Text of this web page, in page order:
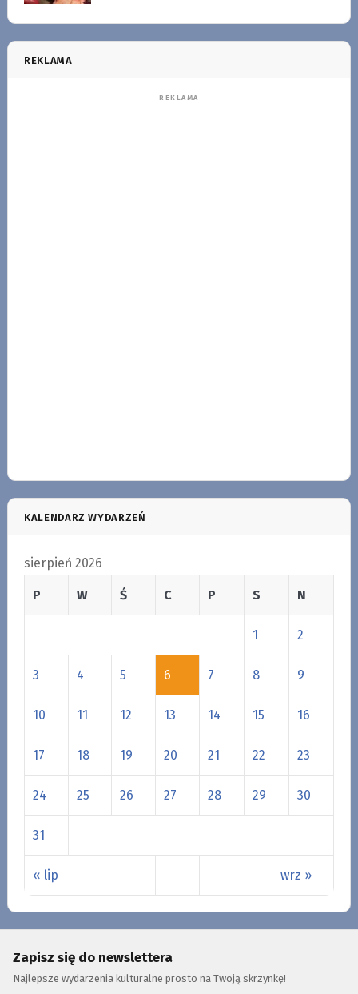
REKLAMA
KALENDARZ WYDARZEŃ
sierpień 2026
P W Ś C P S N
« lip wrz »
1 2
3 4 5 6 7 8 9
10 11 12 13 14 15 16
17 18 19 20 21 22 23
24 25 26 27 28 29 30
31
Zapisz się do newslettera
Najlepsze wydarzenia kulturalne prosto na Twoją skrzynkę!